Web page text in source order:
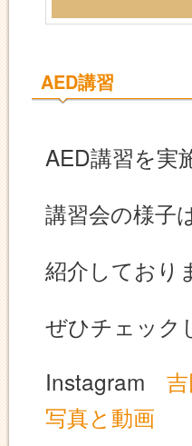
AED講習
AED講習を実
講習会の様子
紹介しており
ぜひチェック
Instagram
写真と動画